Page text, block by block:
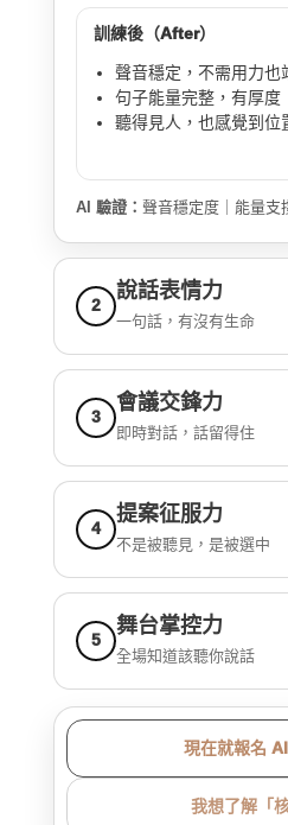
訓練後（After）
聲音穩定，不需用力也
句子能量完整，有厚度
聽得見人，也感覺到位
AI 驗證： 聲音穩定度｜能量支
2
說話表情力
一句話，有沒有生命
3
會議交鋒力
即時對話，話留得住
4
提案征服力
不是被聽見，是被選中
5
舞台掌控力
全場知道該聽你說話
現在就報名
我想了解「核